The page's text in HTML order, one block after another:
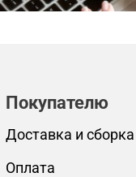
Покупателю
Доставка и сборка
Оплата